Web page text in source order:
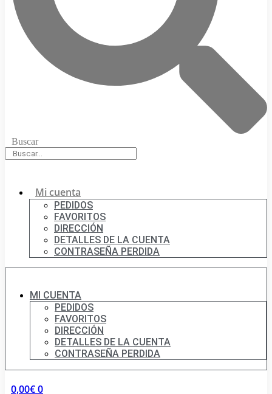
Buscar
Mi cuenta
PEDIDOS
FAVORITOS
DIRECCIÓN
DETALLES DE LA CUENTA
CONTRASEÑA PERDIDA
MI CUENTA
PEDIDOS
FAVORITOS
DIRECCIÓN
DETALLES DE LA CUENTA
CONTRASEÑA PERDIDA
0,00€0